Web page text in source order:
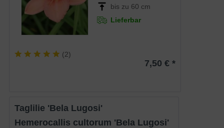
bis zu 60 cm
Lieferbar
(2)
7,50 € *
Taglilie 'Bela Lugosi'
Hemerocallis cultorum 'Bela Lugosi'